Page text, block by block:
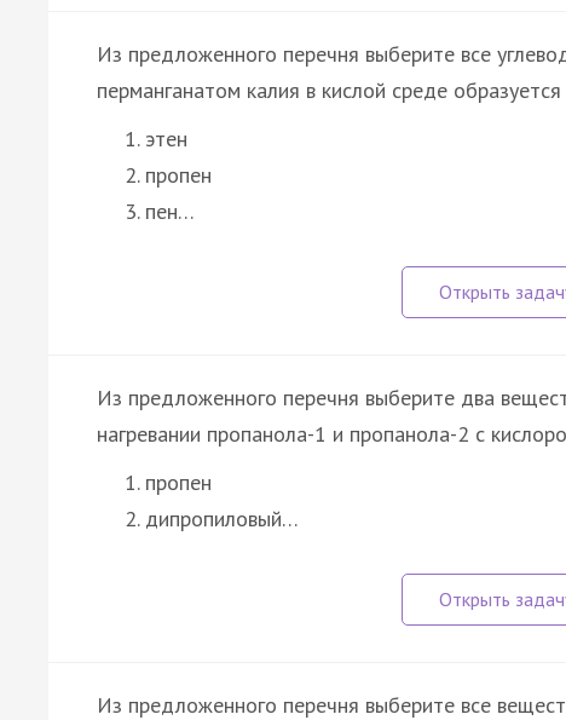
Из предложенного перечня выберите все
перманганатом калия в кислой среде образуется
этен
пропен
пен…
Из предложенного перечня выберите два
нагревании пропанола-1 и пропанола-2 с
пропен
дипропиловый…
Из предложенного перечня выберите все